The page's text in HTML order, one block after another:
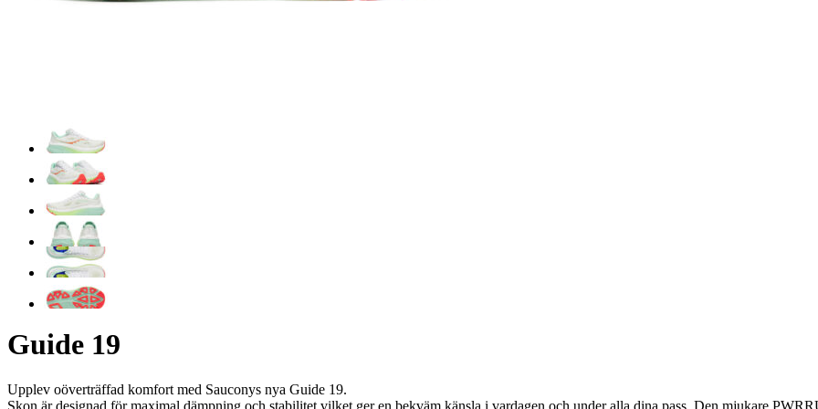
Guide 19
Upplev oöverträffad komfort med Sauconys nya Guide 19.
Skon är designad för maximal dämpning och stabilitet vilket ger en bekväm känsla i vardagen och under alla dina pass. Den mjukare